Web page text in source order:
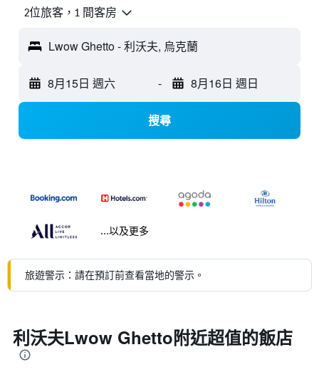
2位旅客，1 間客房
Lwow Ghetto - 利沃夫, 烏克蘭
8月15日 週六 - 8月16日 週日
搜尋
...以及更多
旅遊警示：請在預訂前查看當地的警示。
利沃夫Lwow Ghetto附近超值的飯店